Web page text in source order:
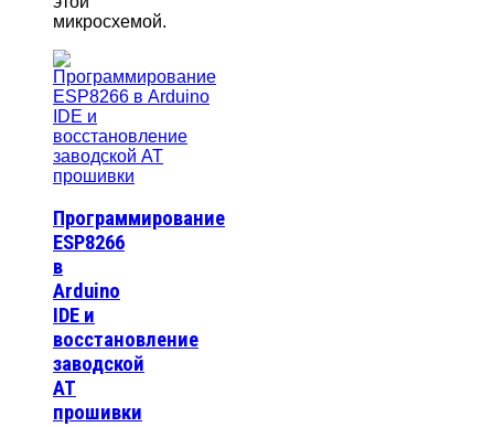
микросхемой.
Программирование
ESP8266
в
Arduino
IDE и
восстановление
заводской
AT
прошивки